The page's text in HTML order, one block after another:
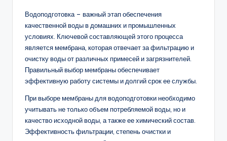
Водоподготовка – важный этап обеспечения
качественной воды в домашних и промышленных
условиях. Ключевой составляющей этого процесса
является мембрана, которая отвечает за фильтрацию и
очистку воды от различных примесей и загрязнителей.
Правильный выбор мембраны обеспечивает
эффективную работу системы и долгий срок ее службы.
При выборе мембраны для водоподготовки необходимо
учитывать не только объем потребляемой воды, но и
качество исходной воды, а также ее химический состав.
Эффективность фильтрации, степень очистки и